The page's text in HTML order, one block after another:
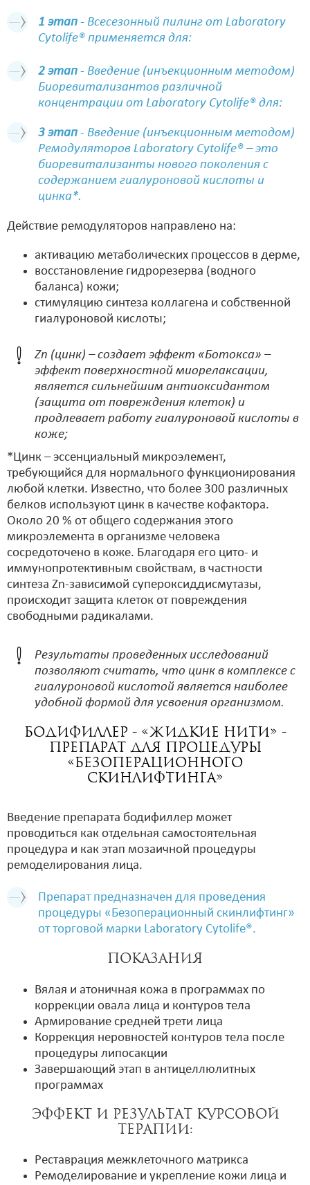
1 этап - Всесезонный пилинг от Laboratory
Cytolife® применяется для:
2 этап - Введение (инъекционным методом)
Биоревитализантов различной
концентрации от Laboratory Cytolife® для:
3 этап - Введение (инъекционным методом)
Ремодуляторов Laboratory Cytolife® – это
биоревитализанты нового поколения с
содержанием гиалуроновой кислоты и
цинка*.
Действие ремодуляторов направлено на:
активацию метаболических процессов в дерме,
восстановление гидрорезерва (водного
баланса) кожи;
стимуляцию синтеза коллагена и собственной
гиалуроновой кислоты;
Zn (цинк) – создает эффект «Ботокса» –
эффект поверхностной миорелаксации,
является сильнейшим антиоксидантом
(защита от повреждения клеток) и
продлевает работу гиалуроновой кислоты в
коже;
*Цинк – эссенциальный микроэлемент,
требующийся для нормального функционирования
любой клетки. Известно, что более 300 различных
белков используют цинк в качестве кофактора.
Около 20 % от общего содержания этого
микроэлемента в организме человека
сосредоточено в коже. Благодаря его цито- и
иммунопротективным свойствам, в частности
синтеза Zn-зависимой супероксиддисмутазы,
происходит защита клеток от повреждения
свободными радикалами.
Результаты проведенных исследований
позволяют считать, что цинк в комплексе с
гиалуроновой кислотой является наиболее
удобной формой для усвоения организмом.
БодиФиллер - «Жидкие нити» -
препарат для процедуры
«БЕЗОПЕРАЦИОННОГО
СКИНЛИФТИНГА»
Введение препарата бодифиллер может
проводиться как отдельная самостоятельная
процедура и как этап мозаичной процедуры
ремоделирования лица.
Препарат предназначен для проведения
процедуры «Безоперационный скинлифтинг»
от торговой марки Laboratory Cytolife®.
Показания
Вялая и атоничная кожа в программах по
коррекции овала лица и контуров тела
Армирование средней трети лица
Коррекция неровностей контуров тела после
процедуры липосакции
Завершающий этап в антицеллюлитных
программах
Эффект и Результат курсовой
терапии:
Реставрация межклеточного матрикса
Ремоделирование и укрепление кожи лица и